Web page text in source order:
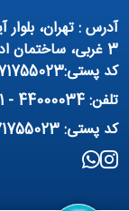
تهویه مطبوع
پمپ هواده
فیلتراسیون و تصفیه
منبع آب (تانکر آب)
مواد شیمیایی
آدرس : تهران، بلوار
کد پستی:1471755023
تلفن: 44000034 - 021
کد پستی: 1471755023